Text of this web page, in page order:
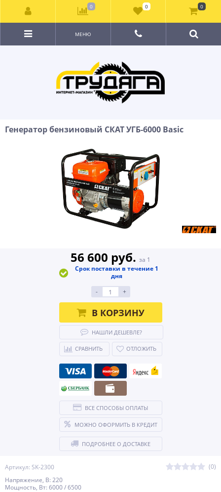
МЕНЮ
Генератор бензиновый СКАТ УГБ-6000 Basic
Артикул: SK-2300
(0)
Напряжение, В: 220
Мощность, Вт: 6000 / 6500
56 600 руб. за 1
Срок поставки в течение 1
дня
-
+
В КОРЗИНУ
НАШЛИ ДЕШЕВЛЕ?
СРАВНИТЬ ОТЛОЖИТЬ
ВСЕ СПОСОБЫ ОПЛАТЫ
МОЖНО ОФОРМИТЬ В КРЕДИТ
ПОДРОБНЕЕ О ДОСТАВКЕ
0 0 0